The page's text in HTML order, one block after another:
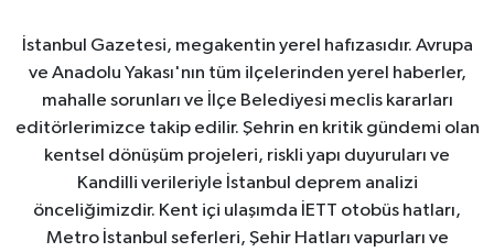
İstanbul Gazetesi, megakentin yerel hafızasıdır. Avrupa
ve Anadolu Yakası'nın tüm ilçelerinden yerel haberler,
mahalle sorunları ve İlçe Belediyesi meclis kararları
editörlerimizce takip edilir. Şehrin en kritik gündemi olan
kentsel dönüşüm projeleri, riskli yapı duyuruları ve
Kandilli verileriyle İstanbul deprem analizi
önceliğimizdir. Kent içi ulaşımda İETT otobüs hatları,
Metro İstanbul seferleri, Şehir Hatları vapurları ve